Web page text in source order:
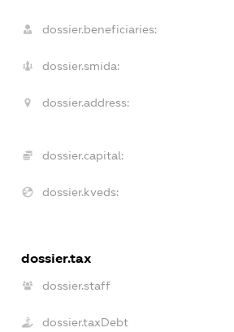
dossier.beneficiaries:
dossier.smida:
dossier.address:
dossier.capital:
dossier.kveds:
dossier.tax
dossier.staff
dossier.taxDebt